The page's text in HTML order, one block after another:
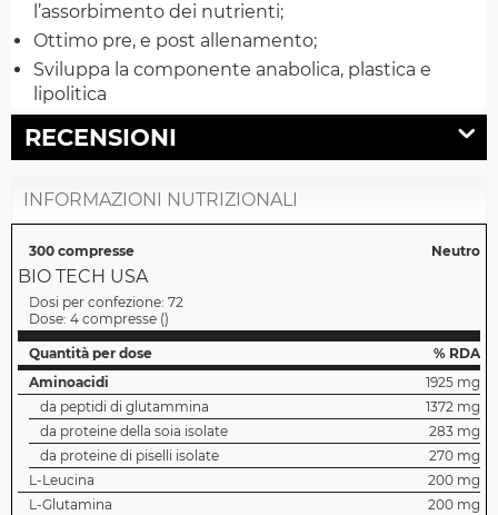
l’assorbimento dei nutrienti;
Ottimo pre, e post allenamento;
Sviluppa la componente anabolica, plastica e
lipolitica
RECENSIONI
INFORMAZIONI NUTRIZIONALI
300 compresse Neutro
BIO TECH USA
Dosi per confezione: 72
Dose: 4 compresse ()
Quantità per dose
% RDA
Aminoacidi
1925 mg
da peptidi di glutammina
1372 mg
da proteine della soia isolate
283 mg
da proteine di piselli isolate
270 mg
L-Leucina
200 mg
L-Glutamina
200 mg